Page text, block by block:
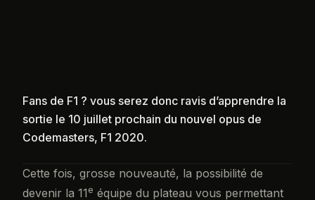
Fans de F1 ? vous serez donc ravis d’apprendre la
sortie le 10 juillet prochain du nouvel opus de
Codemasters, F1 2020.
Cette fois, grosse nouveauté, la possibilité de
devenir la 11e équipe du plateau vous permettant